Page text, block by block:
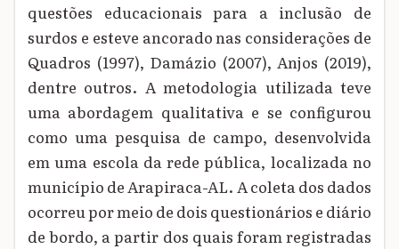
questões educacionais para a inclusão de
surdos e esteve ancorado nas considerações de
Quadros (1997), Damázio (2007), Anjos (2019),
dentre outros. A metodologia utilizada teve
uma abordagem qualitativa e se configurou
como uma pesquisa de campo, desenvolvida
em uma escola da rede pública, localizada no
município de Arapiraca-AL. A coleta dos dados
ocorreu por meio de dois questionários e diário
de bordo, a partir dos quais foram registradas